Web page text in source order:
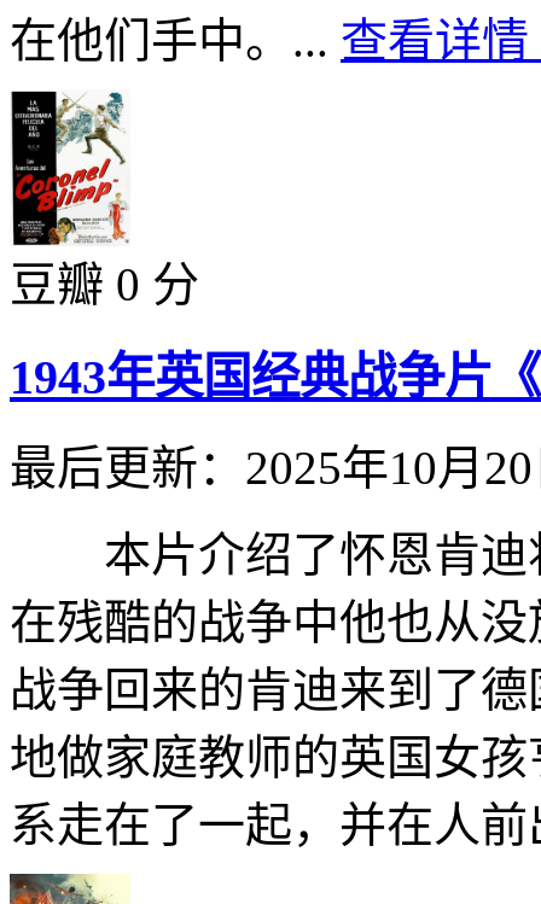
在他们手中。... 查看详情
豆瓣 0 分
1943年英国经典战争片
最后更新：2025年10月
本片介绍了怀恩肯迪
在残酷的战争中他也从
战争回来的肯迪来到了
地做家庭教师的英国女
系走在了一起，并在人